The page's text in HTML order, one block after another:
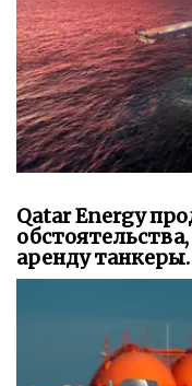
Qatar Energy
аренду танкеры.